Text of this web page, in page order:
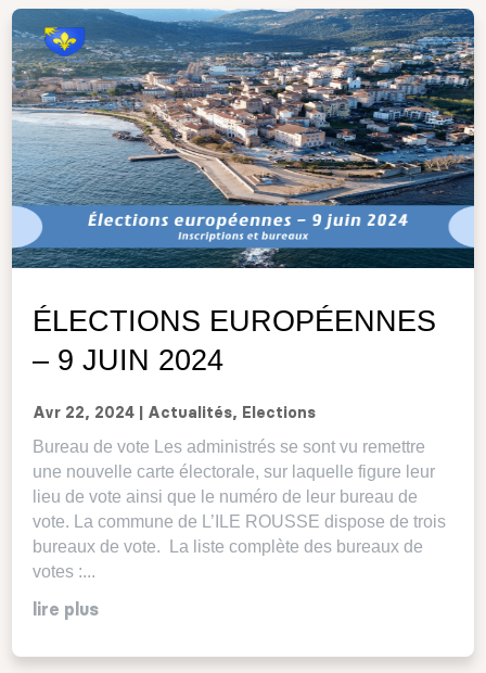
ÉLECTIONS EUROPÉENNES
– 9 JUIN 2024
Avr 22, 2024 Actualités, Elections
Bureau de vote Les administrés se sont vu remettre
une nouvelle carte électorale, sur laquelle figure leur
lieu de vote ainsi que le numéro de leur bureau de
vote. La commune de L’ILE ROUSSE dispose de trois
bureaux de vote. La liste complète des bureaux de
votes :...
lire plus